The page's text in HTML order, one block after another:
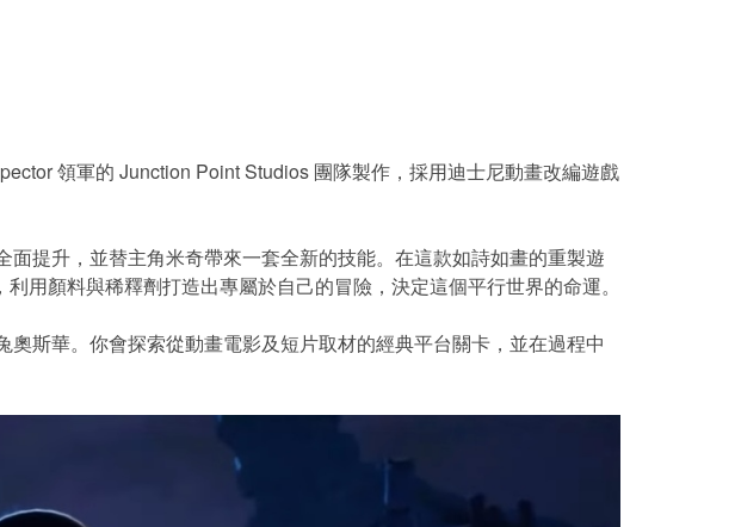
領軍的 Junction Point Studios 團隊製作，採用迪士尼動畫改編遊戲
提升，並替主角米奇帶來一套全新的技能。在這款如詩如畫的重製遊
用顏料與稀釋劑打造出專屬於自己的冒險，決定這個平行世界的命運。
華。你會探索從動畫電影及短片取材的經典平台關卡，並在過程中